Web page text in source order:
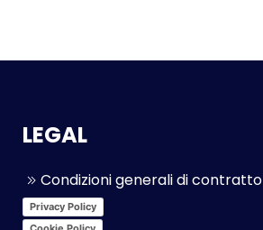
LEGAL
Condizioni generali di contratto
Privacy Policy